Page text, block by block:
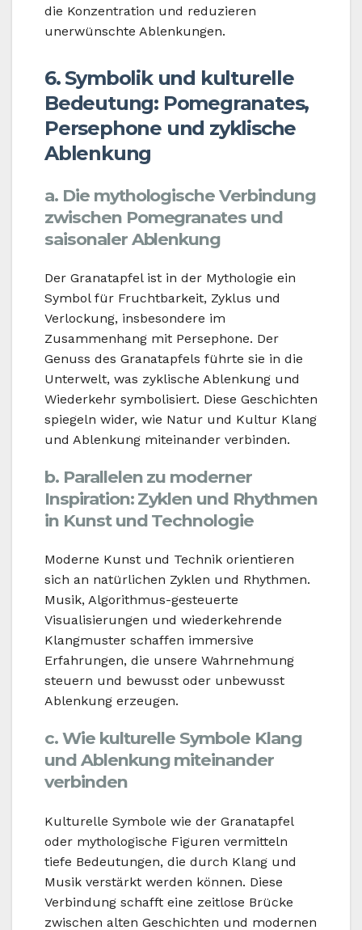
die Konzentration und reduzieren
unerwünschte Ablenkungen.
6. Symbolik und kulturelle
Bedeutung: Pomegranates,
Persephone und zyklische
Ablenkung
a. Die mythologische Verbindung
zwischen Pomegranates und
saisonaler Ablenkung
Der Granatapfel ist in der Mythologie ein
Symbol für Fruchtbarkeit, Zyklus und
Verlockung, insbesondere im
Zusammenhang mit Persephone. Der
Genuss des Granatapfels führte sie in die
Unterwelt, was zyklische Ablenkung und
Wiederkehr symbolisiert. Diese Geschichten
spiegeln wider, wie Natur und Kultur Klang
und Ablenkung miteinander verbinden.
b. Parallelen zu moderner
Inspiration: Zyklen und Rhythmen
in Kunst und Technologie
Moderne Kunst und Technik orientieren
sich an natürlichen Zyklen und Rhythmen.
Musik, Algorithmus-gesteuerte
Visualisierungen und wiederkehrende
Klangmuster schaffen immersive
Erfahrungen, die unsere Wahrnehmung
steuern und bewusst oder unbewusst
Ablenkung erzeugen.
c. Wie kulturelle Symbole Klang
und Ablenkung miteinander
verbinden
Kulturelle Symbole wie der Granatapfel
oder mythologische Figuren vermitteln
tiefe Bedeutungen, die durch Klang und
Musik verstärkt werden können. Diese
Verbindung schafft eine zeitlose Brücke
zwischen alten Geschichten und modernen